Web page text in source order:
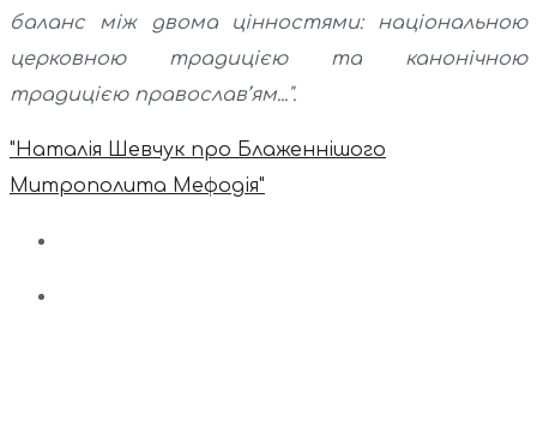
баланс між двома цінностями: національною
церковною традицією та канонічною
традицією православ’ям...".
"Наталія Шевчук про Блаженнішого
Митрополита Мефодія"